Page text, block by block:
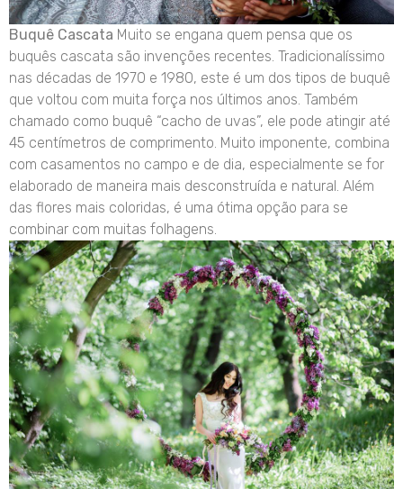
Buquê Cascata Muito se engana quem pensa que os
buquês cascata são invenções recentes. Tradicionalíssimo
nas décadas de 1970 e 1980, este é um dos tipos de buquê
que voltou com muita força nos últimos anos. Também
chamado como buquê “cacho de uvas”, ele pode atingir até
45 centímetros de comprimento. Muito imponente, combina
com casamentos no campo e de dia, especialmente se for
elaborado de maneira mais desconstruída e natural. Além
das flores mais coloridas, é uma ótima opção para se
combinar com muitas folhagens.